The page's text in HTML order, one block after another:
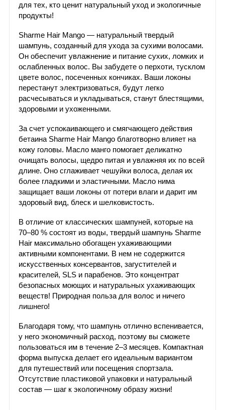
для тех, кто ценит натуральный уход и экологичные
продукты!
Sharme Hair Mango — натуральный твердый
шампунь, созданный для ухода за сухими волосами.
Он обеспечит увлажнение и питание сухих, ломких и
ослабленных волос. Вы забудете о перхоти, тусклом
цвете волос, посеченных кончиках. Ваши локоны
перестанут электризоваться, будут легко
расчесываться и укладываться, станут блестящими,
здоровыми и ухоженными.
За счет успокаивающего и смягчающего действия
бетаина Sharme Hair Mango благотворно влияет на
кожу головы. Масло манго помогает деликатно
очищать волосы, щедро питая и увлажняя их по всей
длине. Оно сглаживает чешуйки волоса, делая их
более гладкими и эластичными. Масло нима
защищает ваши локоны от потери влаги и дарит им
здоровый вид, блеск и шелковистость.
В отличие от классических шампуней, которые на
70–80 % состоят из воды, твердый шампунь Sharme
Hair максимально обогащен ухаживающими
активными компонентами. В нем не содержится
искусственных консервантов, загустителей и
красителей, SLS и парабенов. Это концентрат
безопасных моющих и натуральных ухаживающих
веществ! Природная польза для волос и ничего
лишнего!
Благодаря тому, что шампунь отлично вспенивается,
у него экономичный расход, поэтому вы сможете
пользоваться им в течение 2–3 месяцев. Компактная
форма выпуска делает его идеальным вариантом
для путешествий или посещения спортзала.
Отсутствие пластиковой упаковки и натуральный
состав — шаг к экологичному образу жизни!